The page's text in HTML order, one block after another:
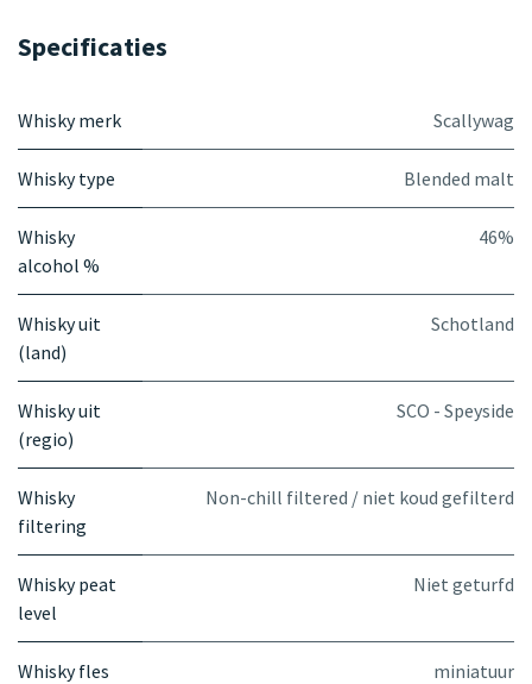
Specificaties
Whisky merk Scallywag
Whisky type Blended malt
Whisky
alcohol %
46%
Whisky uit
(land)
Schotland
Whisky uit
(regio)
SCO - Speyside
Whisky
filtering
Non-chill filtered / niet koud gefilterd
Whisky peat
level
Niet geturfd
Whisky fles
miniatuur